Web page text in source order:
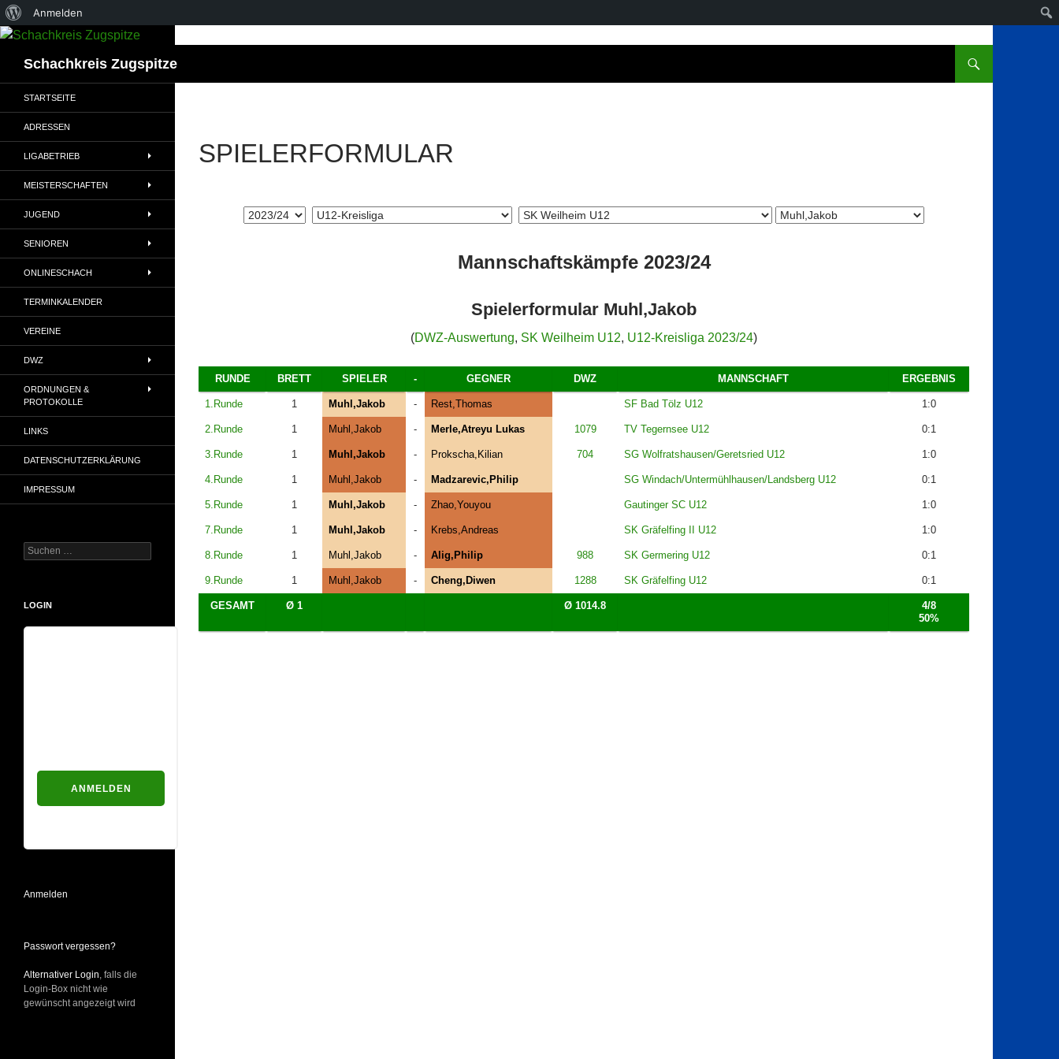
Über
WordPress
Anmelden
Schachkreis Zugspitze
SPIELERFORMULAR
Mannschaftskämpfe 2023/24
Spielerformular Muhl,Jakob
(DWZ-Auswertung, SK Weilheim U12, U12-Kreisliga 2023/24)
RUNDE BRETT SPIELER - GEGNER DWZ MANNSCHAFT ERGEBNIS
1.Runde 1 Muhl,Jakob - Rest,Thomas SF Bad Tölz U12 1:0
2.Runde 1 Muhl,Jakob - Merle,Atreyu Lukas 1079 TV Tegernsee U12 0:1
3.Runde 1 Muhl,Jakob - Prokscha,Kilian 704 SG Wolfratshausen/Geretsried U12 1:0
4.Runde 1 Muhl,Jakob - Madzarevic,Philip SG Windach/Untermühlhausen/Landsberg U12 0:1
5.Runde 1 Muhl,Jakob - Zhao,Youyou Gautinger SC U12 1:0
7.Runde 1 Muhl,Jakob - Krebs,Andreas SK Gräfelfing II U12 1:0
8.Runde 1 Muhl,Jakob - Alig,Philip 988 SK Germering U12 0:1
9.Runde 1 Muhl,Jakob - Cheng,Diwen 1288 SK Gräfelfing U12 0:1
GESAMT Ø 1 Ø 1014.8
4/8
50%
STARTSEITE
ADRESSEN
LIGABETRIEB
MEISTERSCHAFTEN
JUGEND
SENIOREN
ONLINESCHACH
TERMINKALENDER
VEREINE
DWZ
ORDNUNGEN &
PROTOKOLLE
LINKS
DATENSCHUTZERKLÄRUNG
IMPRESSUM
Suchen
nach:
LOGIN
Anmelden
Passwort vergessen?
Alternativer Login , falls die
Login-Box nicht wie
gewünscht angezeigt wird